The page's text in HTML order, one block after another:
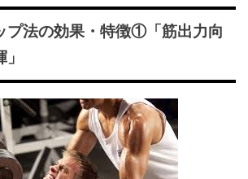
プ法の効果・特徴①「筋出力向